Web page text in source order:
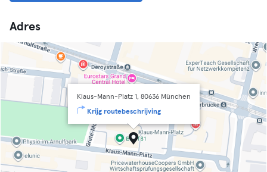
Adres
Klaus-Mann-Platz 1, 80636 München
Krijg routebeschrijving